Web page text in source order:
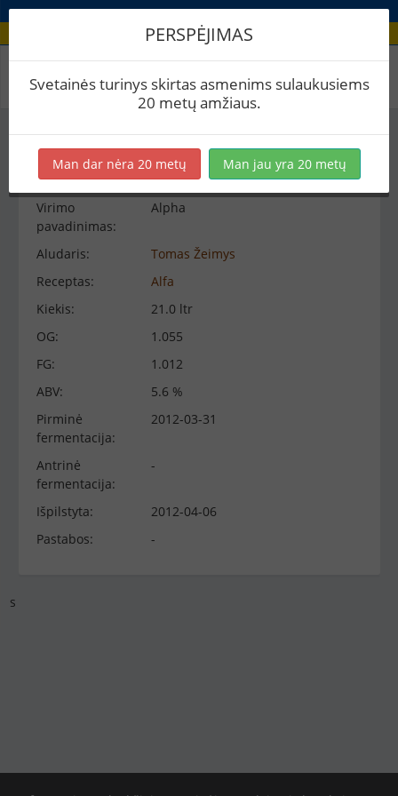
Virimo peržiūra
−
Virimo informacija
Virimo
pavadinimas:
Alpha
Aludaris:
Tomas Žeimys
Receptas:
Alfa
Kiekis:
21.0 ltr
OG:
1.055
FG:
1.012
ABV:
5.6 %
Pirminė
fermentacija:
2012-03-31
Antrinė
fermentacija:
-
Išpilstyta:
2012-04-06
Pastabos:
-
s
PERSPĖJIMAS
Svetainės turinys skirtas asmenims sulaukusiems
20 metų amžiaus.
Man dar nėra 20 metų Man jau yra 20 metų